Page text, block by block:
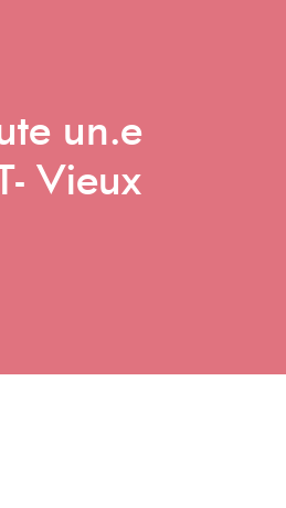
un.e
Vieux